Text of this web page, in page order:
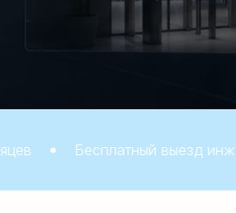
Бесплатный выезд инженера